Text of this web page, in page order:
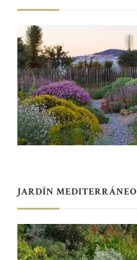
JARDÍN MEDITERRÁNEO